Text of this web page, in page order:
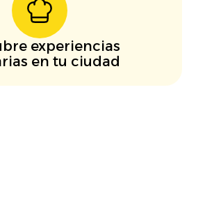
experiencias
en tu ciudad